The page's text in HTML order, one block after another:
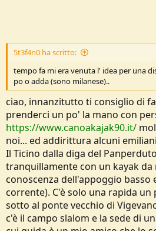
5t3f4n0 ha scritto:
tempo fa mi era venuta l' idea per una
po o adda (sono milanese)..
ciao, innanzitutto ti consiglio di
prenderci un po' la mano con
https://www.canoakajak90.it/
noi... ed addirittura alcuni
Il Ticino dalla diga del
tranquillamente con un kayak da
conoscenza dell'appoggio basso
corrente). C'è solo una rapida
sotto al ponte vecchio di
c'è il campo slalom e la sede di